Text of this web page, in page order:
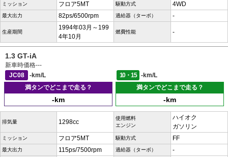
ミッション フロア5MT 駆動方式 4WD
最大出力 82ps/6500rpm 過給器（ターボ） -
生産期間
1994年03月～199
4年10月
燃費性能 -
1.3 GT-iA
新車時価格---
JC08
-km/L 10・15
-km/L
満タンでどこまで走る？
-km
満タンでどこまで走る？
-km
排気量 1298cc
使用燃料
エンジン
ハイオク
ガソリン
ミッション フロア5MT 駆動方式 FF
最大出力 115ps/7500rpm 過給器（ターボ） -